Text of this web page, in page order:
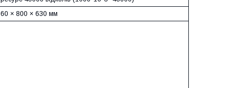
60 × 800 × 630 мм